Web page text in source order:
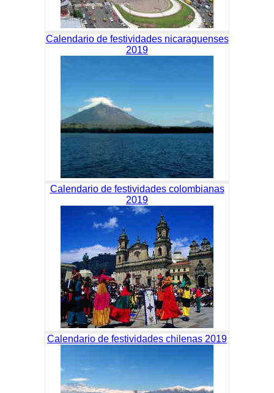
Calendario de festividades nicaraguenses
2019
Calendario de festividades colombianas
2019
Calendario de festividades chilenas 2019